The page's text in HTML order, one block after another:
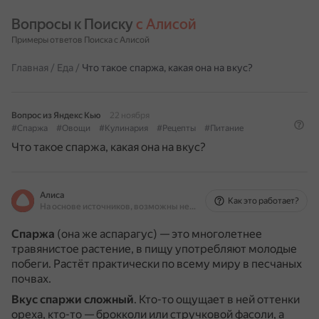
Вопросы к Поиску с Алисой
Примеры ответов Поиска с Алисой
Главная / Еда / Что такое спаржа, какая она на вкус?
Вопрос из Яндекс Кью
22 ноября
#Спаржа
#Овощи #Кулинария #Рецепты #Питание
Что такое спаржа, какая она на вкус?
Алиса
На основе источников, возможны неточности
Как это работает?
Спаржа (она же аспарагус) — это многолетнее
травянистое растение, в пищу употребляют молодые
побеги. Растёт практически по всему миру в песчаных
почвах.
Вкус спаржи сложный. Кто-то ощущает в ней оттенки
ореха, кто-то — брокколи или стручковой фасоли, а